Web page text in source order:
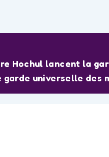
Hochul lancent la
universelle des